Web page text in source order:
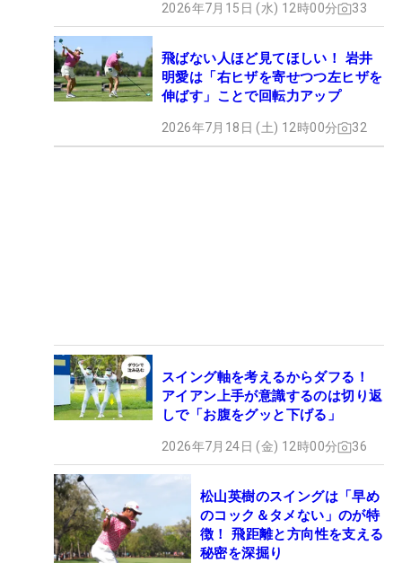
2026年7月15日 (水) 12時00分 33
飛ばない人ほど見てほしい！ 岩井
明愛は「右ヒザを寄せつつ左ヒザを
伸ばす」ことで回転力アップ
2026年7月18日 (土) 12時00分 32
スイング軸を考えるからダフる！
アイアン上手が意識するのは切り返
しで「お腹をグッと下げる」
2026年7月24日 (金) 12時00分 36
松山英樹のスイングは「早め
のコック＆タメない」のが特
徴！ 飛距離と方向性を支える
秘密を深掘り